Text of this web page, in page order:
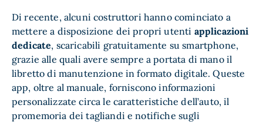
Di recente, alcuni costruttori hanno cominciato a
mettere a disposizione dei propri utenti applicazioni
dedicate, scaricabili gratuitamente su smartphone,
grazie alle quali avere sempre a portata di mano il
libretto di manutenzione in formato digitale. Queste
app, oltre al manuale, forniscono informazioni
personalizzate circa le caratteristiche dell’auto, il
promemoria dei tagliandi e notifiche sugli